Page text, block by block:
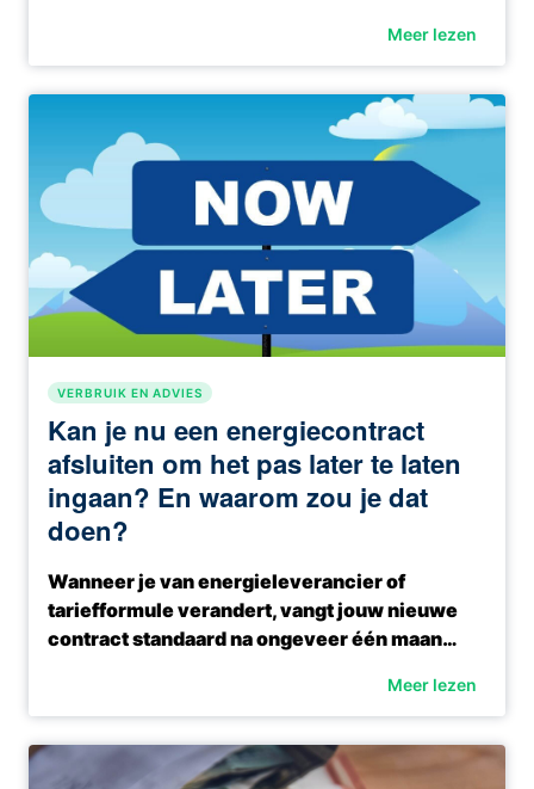
Meer lezen
VERBRUIK EN ADVIES
Kan je nu een energiecontract
afsluiten om het pas later te laten
ingaan? En waarom zou je dat
doen?
Wanneer je van energieleverancier of
tariefformule verandert, vangt jouw nieuwe
contract standaard na ongeveer één maan…
Meer lezen